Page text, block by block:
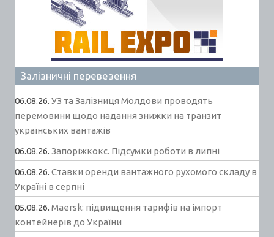
Залізничні перевезення
06.08.26. УЗ та Залізниця Молдови проводять
перемовини щодо надання знижки на транзит
українських вантажів
06.08.26. Запоріжкокс. Підсумки роботи в липні
06.08.26. Ставки оренди вантажного рухомого складу в
Україні в серпні
05.08.26. Maersk: підвищення тарифів на імпорт
контейнерів до України